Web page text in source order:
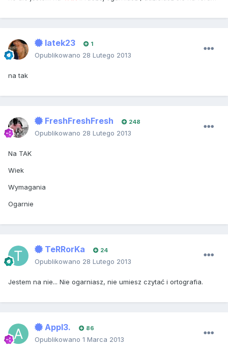
latek23 1
Opublikowano 28 Lutego 2013
na tak
FreshFreshFresh 248
Opublikowano 28 Lutego 2013
Na TAK
Wiek
Wymagania
Ogarnie
TeRRorKa 24
Opublikowano 28 Lutego 2013
Jestem na nie... Nie ogarniasz, nie umiesz czytać i ortografia.
Appl3. 86
Opublikowano 1 Marca 2013